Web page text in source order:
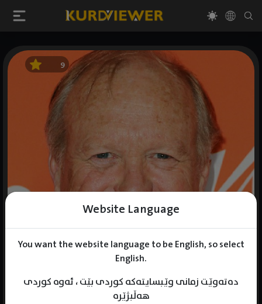
Website Language
You want the website language to be English, so select
English.
دەتەوێت زمانی وێبسایتەکە کوردی بێت ، ئەوە کوردی
هەڵبژێرە
9